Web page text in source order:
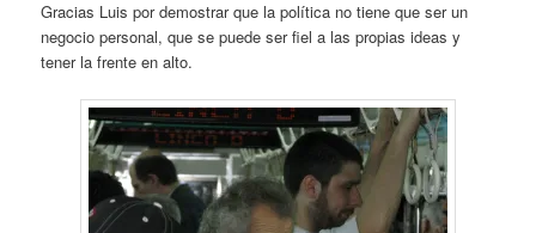
Gracias Luis por demostrar que la política no tiene que ser un
negocio personal, que se puede ser fiel a las propias ideas y
tener la frente en alto.